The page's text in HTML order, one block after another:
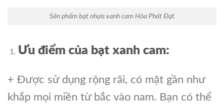
Sản phẩm bạt nhựa xanh cam Hòa Phát Đạt
Ưu điểm của bạt xanh cam:
+ Được sử dụng rộng rãi, có mặt gần như
khắp mọi miền từ bắc vào nam. Bạn có thể